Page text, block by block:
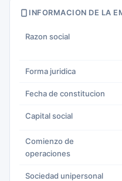
INFORMACION DE LA
Razon social
Forma juridica
Fecha de constitucion
Capital social
Comienzo de
operaciones
Sociedad unipersonal